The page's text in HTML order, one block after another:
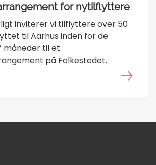
for nytilflyttere
inviterer vi tilflyttere over 50
til Aarhus inden for de
måneder til et
på Folkestedet.